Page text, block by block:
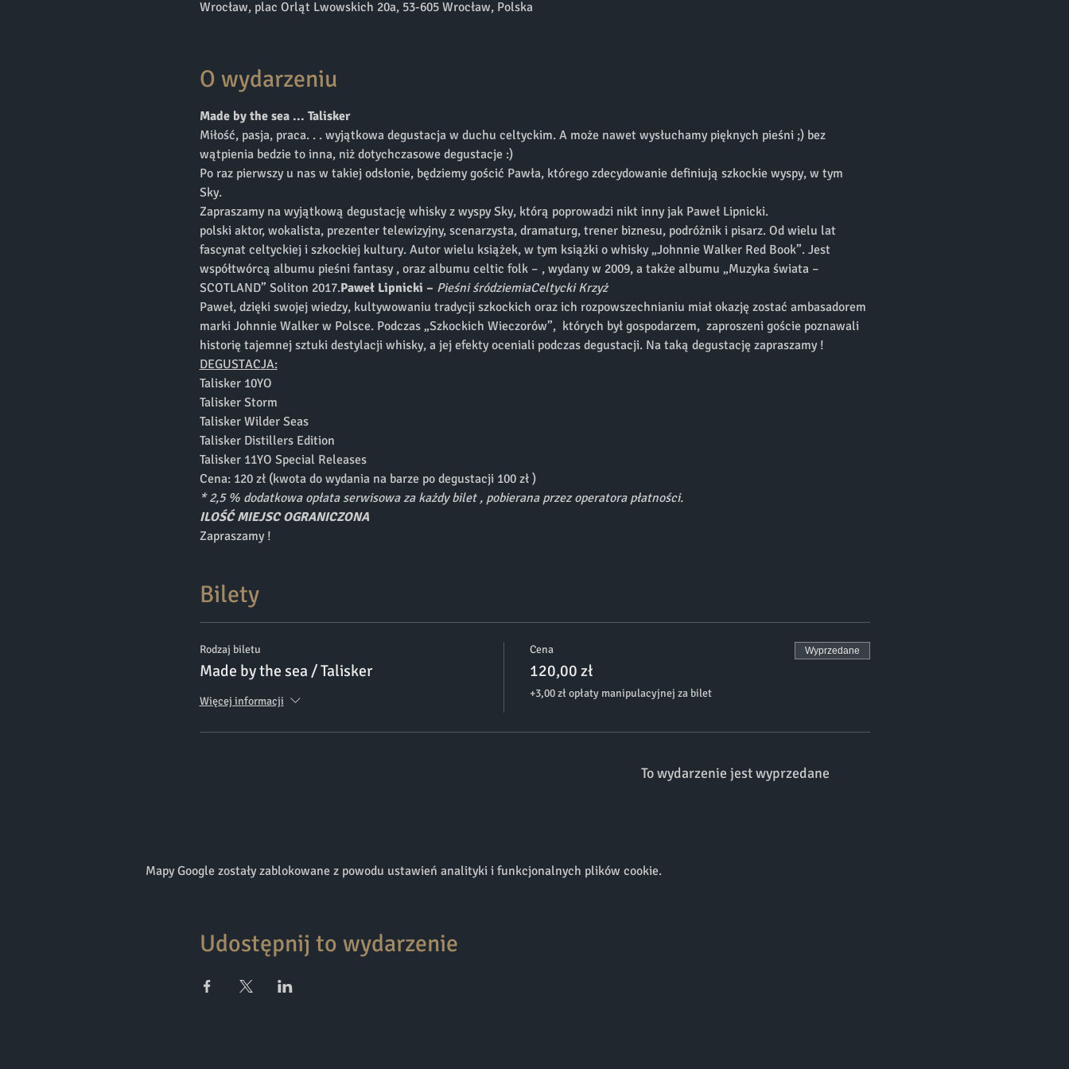
Wrocław, plac Orląt Lwowskich 20a, 53-605 Wrocław, Polska
O wydarzeniu
Made by the sea ... Talisker
Miłość, pasja, praca. . . wyjątkowa degustacja w duchu celtyckim. A może nawet wysłuchamy pięknych pieśni ;) bez
wątpienia bedzie to inna, niż dotychczasowe degustacje :)
Po raz pierwszy u nas w takiej odsłonie, będziemy gościć Pawła, którego zdecydowanie definiują szkockie wyspy, w tym
Sky.
Zapraszamy na wyjątkową degustację whisky z wyspy Sky, którą poprowadzi nikt inny jak Paweł Lipnicki.
polski aktor, wokalista, prezenter telewizyjny, scenarzysta, dramaturg, trener biznesu, podróżnik i pisarz. Od wielu lat
fascynat celtyckiej i szkockiej kultury. Autor wielu książek, w tym książki o whisky „Johnnie Walker Red Book”. Jest
współtwórcą albumu pieśni fantasy , oraz albumu celtic folk – , wydany w 2009, a także albumu „Muzyka świata –
SCOTLAND” Soliton 2017.Paweł Lipnicki – Pieśni śródziemiaCeltycki Krzyż
Paweł, dzięki swojej wiedzy, kultywowaniu tradycji szkockich oraz ich rozpowszechnianiu miał okazję zostać ambasadorem
marki Johnnie Walker w Polsce. Podczas „Szkockich Wieczorów”,  których był gospodarzem,  zaproszeni goście poznawali
historię tajemnej sztuki destylacji whisky, a jej efekty oceniali podczas degustacji. Na taką degustację zapraszamy !
DEGUSTACJA:
Talisker 10YO
Talisker Storm
Talisker Wilder Seas
Talisker Distillers Edition
Talisker 11YO Special Releases
Cena: 120 zł (kwota do wydania na barze po degustacji 100 zł )
* 2,5 % dodatkowa opłata serwisowa za każdy bilet , pobierana przez operatora płatności.
ILOŚĆ MIEJSC OGRANICZONA
Zapraszamy !
Bilety
Rodzaj biletu
Made by the sea / Talisker
Więcej informacji
Cena
120,00 zł
+3,00 zł opłaty manipulacyjnej za bilet
Wyprzedane
To wydarzenie jest wyprzedane
Mapy Google zostały zablokowane z powodu ustawień analityki i funkcjonalnych plików cookie.
Udostępnij to wydarzenie